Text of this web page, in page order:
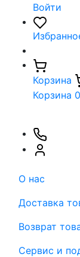
Войти
Корзина
Корзина 0
О нас
Доставка
Возврат
Сервис и